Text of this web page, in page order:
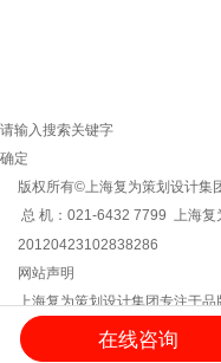
请输入搜索关键字
确定
版权所有©上海复为策划设计集
总 机：021-6432 7799 上
20120423102838286
网站声明
上海复为策划设计集团专注于
司
企业文化建设 /企业vi设计 企
服务，用思想和创意创造品牌影
在线咨询